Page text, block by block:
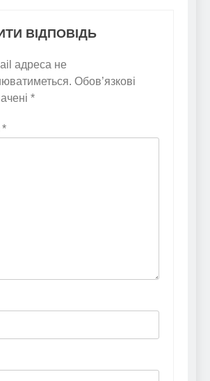
ВІДПОВІДЬ
адреса не
Обов’язкові
*
*